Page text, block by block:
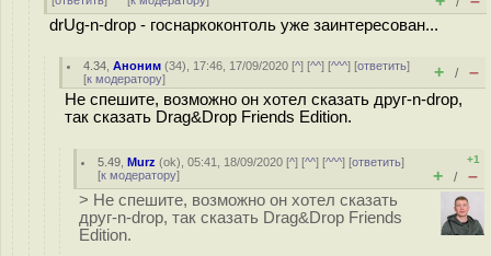
drUg-n-drop - госнаркоконтоль уже заинтересован...
4.34 ,Аноним (34), 17:46, 17/09/2020 [^] [^^] [^^^] [ответить]
[к модератору] + / –
Не спешите, возможно он хотел сказать друг-n-drop,
так сказать Drag&Drop Friends Edition.
5.49 ,Murz (ok), 05:41, 18/09/2020 [^] [^^] [^^^] [ответить]
[к модератору]
+1
+ / –
> Не спешите, возможно он хотел сказать
друг-n-drop, так сказать Drag&Drop Friends
Edition.